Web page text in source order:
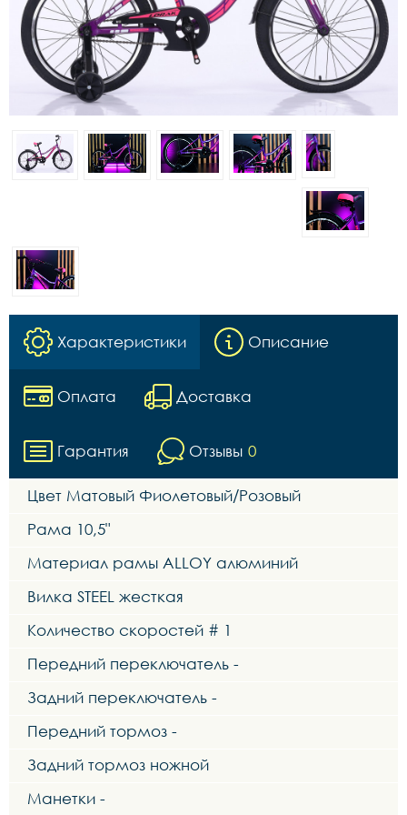
Характеристики Описание
Оплата Доставка
Гарантия Отзывы 0
Цвет Матовый Фиолетовый/Розовый
Рама 10,5"
Материал рамы ALLOY алюминий
Вилка STEEL жесткая
Количество скоростей # 1
Передний переключатель -
Задний переключатель -
Передний тормоз -
Задний тормоз ножной
Манетки -